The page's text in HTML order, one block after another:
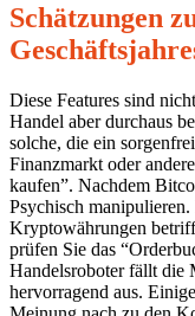
Schätzungen
Diese Features sind
Handel aber durchaus
solche, die ein
Finanzmarkt oder
kaufen”. Nachdem
Psychisch
Kryptowährungen
prüfen Sie das
Handelsroboter fällt die
hervorragend aus.